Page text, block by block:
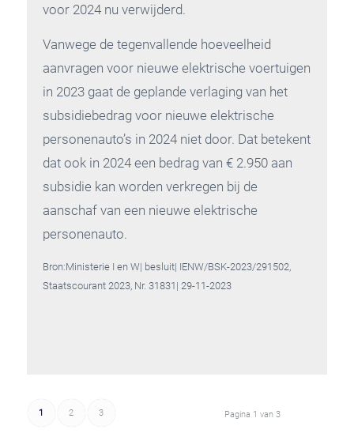
voor 2024 nu verwijderd.
Vanwege de tegenvallende hoeveelheid
aanvragen voor nieuwe elektrische voertuigen
in 2023 gaat de geplande verlaging van het
subsidiebedrag voor nieuwe elektrische
personenauto’s in 2024 niet door. Dat betekent
dat ook in 2024 een bedrag van € 2.950 aan
subsidie kan worden verkregen bij de
aanschaf van een nieuwe elektrische
personenauto.
Bron:Ministerie I en W| besluit| IENW/BSK-2023/291502,
Staatscourant 2023, Nr. 31831| 29-11-2023
Pagina 1 van 3
1 2 3